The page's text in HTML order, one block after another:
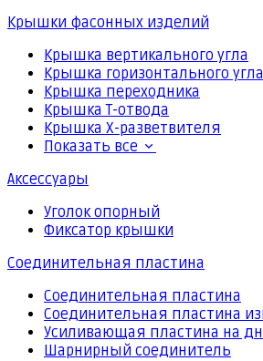
Крышки фасонных изделий
Крышка вертикального угла
Крышка горизонтального угла
Крышка переходника
Крышка Т-отвода
Крышка Х-разветвителя
Показать все
Аксессуары
Уголок опорный
Фиксатор крышки
Соединительная пластина
Соединительная пластина
Соединительная пластина
Усиливающая пластина на
Шарнирный соединитель